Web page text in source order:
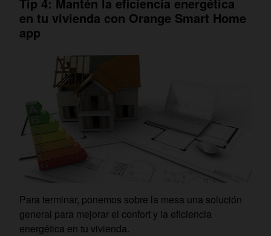
Tip 4: Mantén la eficiencia energética
en tu vivienda con Orange Smart Home
app
Para terminar, ponemos sobre la mesa una solución
general para mejorar el confort y la eficiencia
energética en tu vivienda.